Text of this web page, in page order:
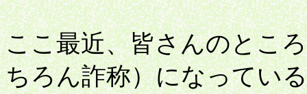
ここ最近、皆さんのとこ
ちろん詐称）になってい